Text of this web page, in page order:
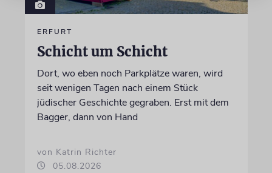
ERFURT
Schicht um Schicht
Dort, wo eben noch Parkplätze waren, wird
seit wenigen Tagen nach einem Stück
jüdischer Geschichte gegraben. Erst mit dem
Bagger, dann von Hand
von Katrin Richter
05.08.2026